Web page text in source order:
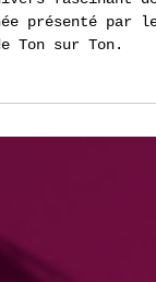
fascinant de
Ton sur Ton.